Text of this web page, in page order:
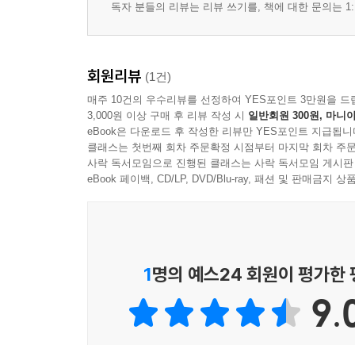
독자 분들의 리뷰는 리뷰 쓰기를, 책에 대한 문의는
회원리뷰 (1건)
매주 10건의 우수리뷰를 선정하여 YES포인트 3만원을 드
3,000원 이상 구매 후 리뷰 작성 시 일반회원 300원, 마니
eBook은 다운로드 후 작성한 리뷰만 YES포인트 지급됩니
클래스는 첫번째 회차 주문확정 시점부터 마지막 회차 주
사락 독서모임으로 진행된 클래스는 사락 독서모임 게시
eBook 페이백, CD/LP, DVD/Blu-ray, 패션 및 판매금지 상
1명의 예스24 회원이 평가한